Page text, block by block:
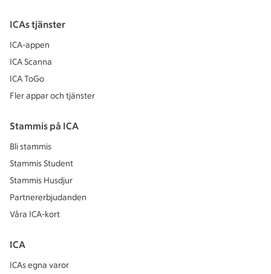
ICAs tjänster
ICA-appen
ICA Scanna
ICA ToGo
Fler appar och tjänster
Stammis på ICA
Bli stammis
Stammis Student
Stammis Husdjur
Partnererbjudanden
Våra ICA-kort
ICA
ICAs egna varor